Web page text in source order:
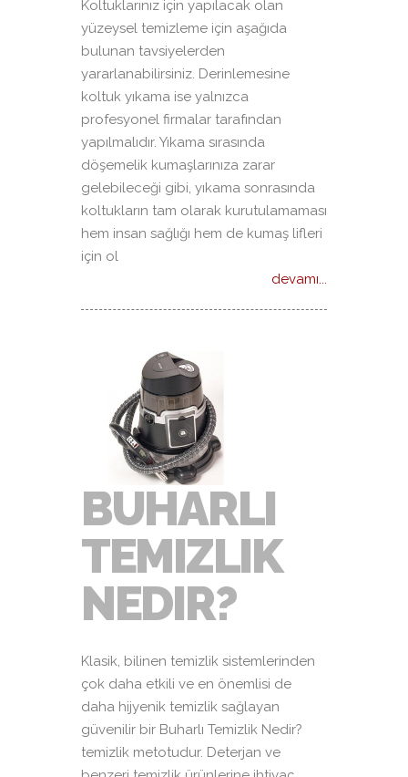
Koltuklarınız için yapılacak olan
yüzeysel temizleme için aşağıda
bulunan tavsiyelerden
yararlanabilirsiniz. Derinlemesine
koltuk yıkama ise yalnızca
profesyonel firmalar tarafından
yapılmalıdır. Yıkama sırasında
döşemelik kumaşlarınıza zarar
gelebileceği gibi, yıkama sonrasında
koltukların tam olarak kurutulamaması
hem insan sağlığı hem de kumaş lifleri
için ol
devamı...
BUHARLI
TEMIZLIK
NEDIR?
Klasik, bilinen temizlik sistemlerinden
çok daha etkili ve en önemlisi de
daha hijyenik temizlik sağlayan
güvenilir bir Buharlı Temizlik Nedir?
temizlik metotudur. Deterjan ve